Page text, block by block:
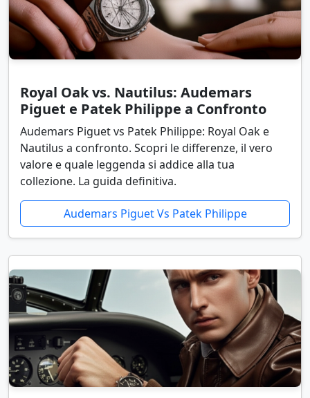
Royal Oak vs. Nautilus: Audemars
Piguet e Patek Philippe a Confronto
Audemars Piguet vs Patek Philippe: Royal Oak e
Nautilus a confronto. Scopri le differenze, il vero
valore e quale leggenda si addice alla tua
collezione. La guida definitiva.
Audemars Piguet Vs Patek Philippe